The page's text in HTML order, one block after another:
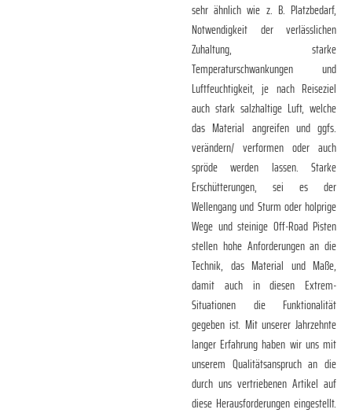
sehr ähnlich wie z. B. Platzbedarf,
Notwendigkeit der verlässlichen
Zuhaltung, starke
Temperaturschwankungen und
Luftfeuchtigkeit, je nach Reiseziel
auch stark salzhaltige Luft, welche
das Material angreifen und ggfs.
verändern/ verformen oder auch
spröde werden lassen. Starke
Erschütterungen, sei es der
Wellengang und Sturm oder holprige
Wege und steinige Off-Road Pisten
stellen hohe Anforderungen an die
Technik, das Material und Maße,
damit auch in diesen Extrem-
Situationen die Funktionalität
gegeben ist. Mit unserer Jahrzehnte
langer Erfahrung haben wir uns mit
unserem Qualitätsanspruch an die
durch uns vertriebenen Artikel auf
diese Herausforderungen eingestellt.